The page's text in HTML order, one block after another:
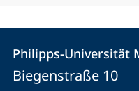
Kontakt
und
Philipps-
Philipps-Universität
Biegenstraße 10